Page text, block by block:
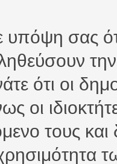
υπόψη σας
ότι οι
οι
τους και